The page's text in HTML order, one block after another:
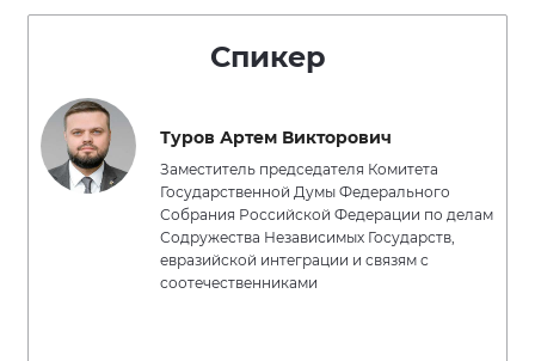
Спикер
Туров Артем Викторович
Заместитель председателя Комитета
Государственной Думы Федерального
Собрания Российской Федерации по делам
Содружества Независимых Государств,
евразийской интеграции и связям с
соотечественниками